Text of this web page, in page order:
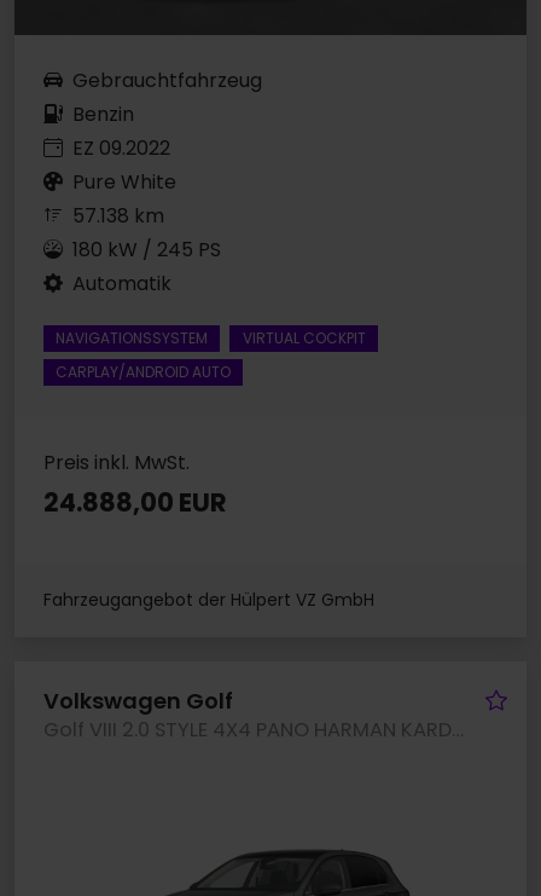
Gebrauchtfahrzeug
Benzin
EZ 09.2022
Pure White
57.138 km
180 kW / 245 PS
Automatik
NAVIGATIONSSYSTEM
VIRTUAL COCKPIT
CARPLAY/ANDROID AUTO
Preis inkl. MwSt.
24.888,00 EUR
Fahrzeugangebot der Hülpert VZ GmbH
Volkswagen Golf
Golf VIII 2.0 STYLE 4X4 PANO HARMAN KARDON CAM